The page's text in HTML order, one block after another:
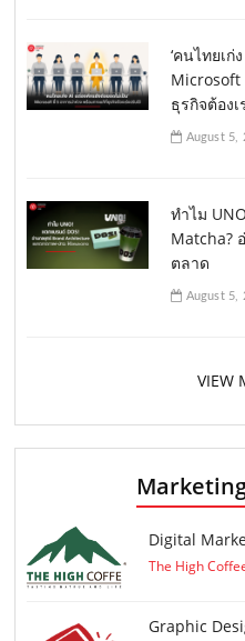
‘คนไทยเก่
Microsoft
ธุรกิจต้อง
August 5,
ทำไม
Matcha?
ตลาด
August 5,
VIEW
Digital
The High
Graphic